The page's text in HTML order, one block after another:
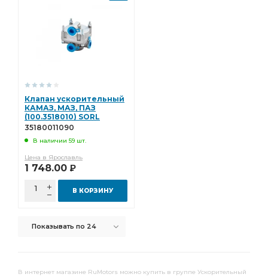
Клапан ускорительный
КАМАЗ, МАЗ, ПАЗ
(100.3518010) SORL
35180011090
35180011090
В наличии 59 шт.
Цена в Ярославль
1 748.00 Р
В КОРЗИНУ
Показывать по 24
В интернет магазине RuMotors можно купить в группе Ускорительный